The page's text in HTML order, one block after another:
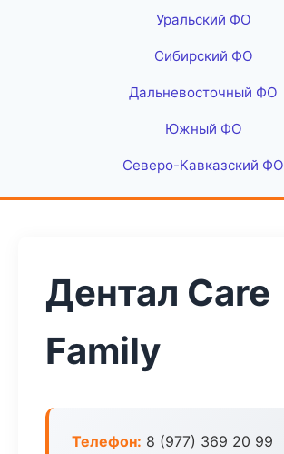
Уральский ФО
Сибирский ФО
Дальневосточный ФО
Южный ФО
Северо-Кавказский ФО
Дентал Care
Family
Телефон: 8 (977) 369 20 99